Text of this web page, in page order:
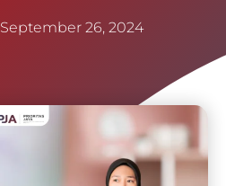
September 26, 2024